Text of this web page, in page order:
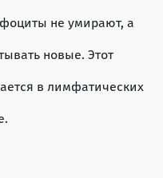
не умирают, а
новые. Этот
в лимфатических